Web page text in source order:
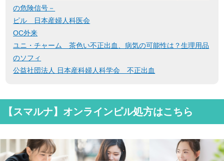
の危険信号－
ピル 日本産婦人科医会
OC外来
ユニ・チャーム 茶色い不正出血、病気の可能性は？生理用品
のソフィ
公益社団法人 日本産科婦人科学会 不正出血
【スマルナ】オンラインピル処方はこちら